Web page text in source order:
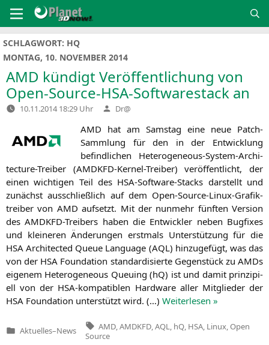
Inhalt
springen
SCHLAGWORT: HQ
MONTAG, 10. NOVEMBER 2014
AMD kündigt Veröffentlichung von
Open-Source-HSA-Softwarestack an
10.11.2014 18:29 Uhr Verfasst
von
Dr@
AMD hat am Sams­tag eine neue Patch-
Samm­lung für den in der Ent­wick­lung
befind­li­chen Hete­ro­ge­neous-Sys­tem-Archi­
tec­tu­re-Trei­ber (AMDKFD-Ker­nel-Trei­ber) ver­öf­fent­licht, der
einen wich­ti­gen Teil des HSA-Soft­ware-Stacks dar­stellt und
zunächst aus­schließ­lich auf dem Open-Source-Linux-Gra­fik­
trei­ber von AMD auf­setzt. Mit der nun­mehr fünf­ten Ver­si­on
des AMDKFD-Trei­bers haben die Ent­wick­ler neben Bug­fi­xes
und klei­ne­ren Ände­run­gen erst­mals Unter­stüt­zung für die
HSA Archi­tec­ted Queue Lan­guage (AQL) hin­zu­ge­fügt, was das
von der HSA Foun­da­ti­on stan­dar­di­sier­te Gegen­stück zu AMDs
eige­nem Hete­ro­ge­neous Queu­ing (hQ) ist und damit prin­zi­pi­
ell von der HSA-kom­pa­ti­blen Hard­ware aller Mit­glie­der der
HSA Foun­da­ti­on unter­stützt wird. (…) Wei­ter­le­sen »
Veröffentlicht
Aktuelles–News
Tags:
AMD AMDKFD AQL hQ HSA Linux Open
Source